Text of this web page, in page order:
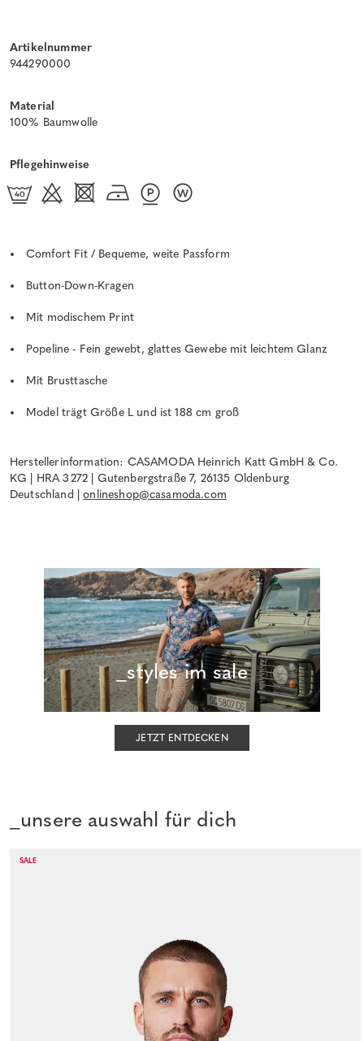
Artikelnummer
944290000
Material
100% Baumwolle
Pflegehinweise
Comfort Fit / Bequeme, weite Passform
Button-Down-Kragen
Mit modischem Print
Popeline - Fein gewebt, glattes Gewebe mit leichtem Glanz
Mit Brusttasche
Model trägt Größe L und ist 188 cm groß
Herstellerinformation: CASAMODA Heinrich Katt GmbH & Co.
KG | HRA 3272 | Gutenbergstraße 7, 26135 Oldenburg
Deutschland |onlineshop@casamoda.com
_styles im sale
JETZT ENTDECKEN
_unsere auswahl für dich
SALE